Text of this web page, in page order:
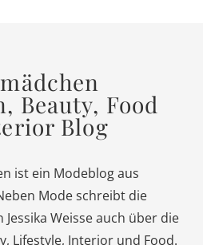
Beauty, Food
Blog
ist ein Modeblog aus
Mode schreibt die
Weisse auch über die
Lifestyle, Interior und Food.